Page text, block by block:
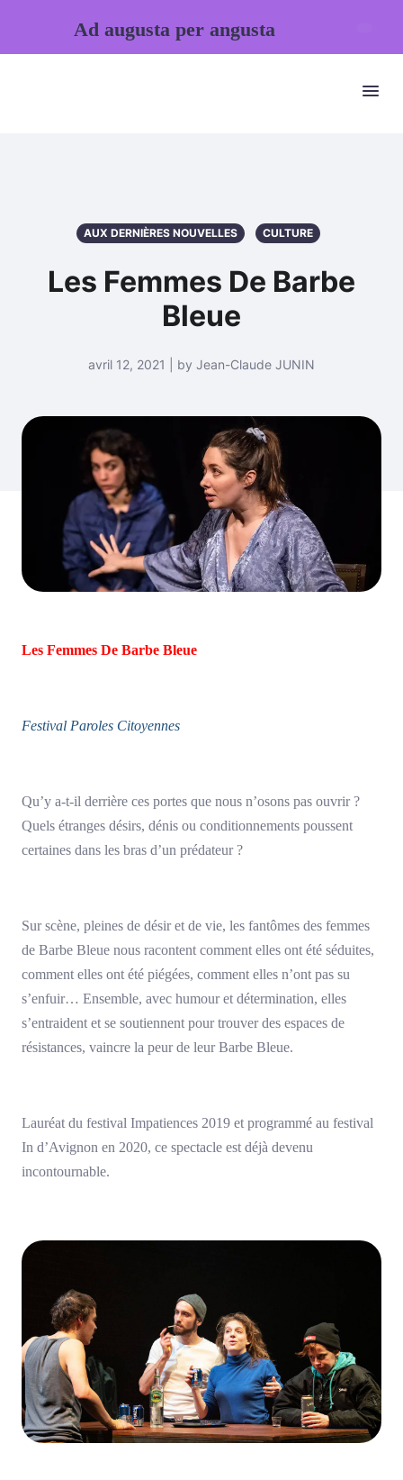
AUX DERNIÈRES NOUVELLES CULTURE
Les Femmes De Barbe
Bleue
avril 12, 2021 | by Jean-Claude JUNIN
Les Femmes De Barbe Bleue
Festival Paroles Citoyennes
Qu’y a-t-il derrière ces portes que nous n’osons pas ouvrir ?
Quels étranges désirs, dénis ou conditionnements poussent
certaines dans les bras d’un prédateur ?
Sur scène, pleines de désir et de vie, les fantômes des femmes
de Barbe Bleue nous racontent comment elles ont été séduites,
comment elles ont été piégées, comment elles n’ont pas su
s’enfuir… Ensemble, avec humour et détermination, elles
s’entraident et se soutiennent pour trouver des espaces de
résistances, vaincre la peur de leur Barbe Bleue.
Lauréat du festival Impatiences 2019 et programmé au festival
In d’Avignon en 2020, ce spectacle est déjà devenu
incontournable.
Ad augusta per angusta